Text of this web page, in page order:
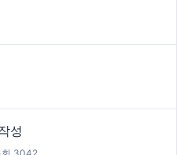
성
회 3042